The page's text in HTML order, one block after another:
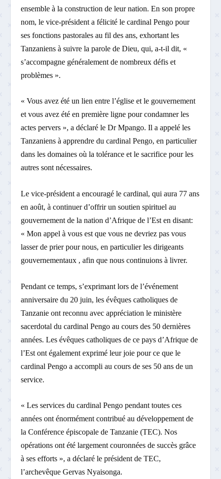
ensemble à la construction de leur nation. En son propre
nom, le vice-président a félicité le cardinal Pengo pour
ses fonctions pastorales au fil des ans, exhortant les
Tanzaniens à suivre la parole de Dieu, qui, a-t-il dit, «
s’accompagne généralement de nombreux défis et
problèmes ».
« Vous avez été un lien entre l’église et le gouvernement
et vous avez été en première ligne pour condamner les
actes pervers », a déclaré le Dr Mpango. Il a appelé les
Tanzaniens à apprendre du cardinal Pengo, en particulier
dans les domaines où la tolérance et le sacrifice pour les
autres sont nécessaires.
Le vice-président a encouragé le cardinal, qui aura 77 ans
en août, à continuer d’offrir un soutien spirituel au
gouvernement de la nation d’Afrique de l’Est en disant:
« Mon appel à vous est que vous ne devriez pas vous
lasser de prier pour nous, en particulier les dirigeants
gouvernementaux , afin que nous continuions à livrer.
Pendant ce temps, s’exprimant lors de l’événement
anniversaire du 20 juin, les évêques catholiques de
Tanzanie ont reconnu avec appréciation le ministère
sacerdotal du cardinal Pengo au cours des 50 dernières
années. Les évêques catholiques de ce pays d’Afrique de
l’Est ont également exprimé leur joie pour ce que le
cardinal Pengo a accompli au cours de ses 50 ans de un
service.
« Les services du cardinal Pengo pendant toutes ces
années ont énormément contribué au développement de
la Conférence épiscopale de Tanzanie (TEC). Nos
opérations ont été largement couronnées de succès grâce
à ses efforts », a déclaré le président de TEC,
l’archevêque Gervas Nyaisonga.